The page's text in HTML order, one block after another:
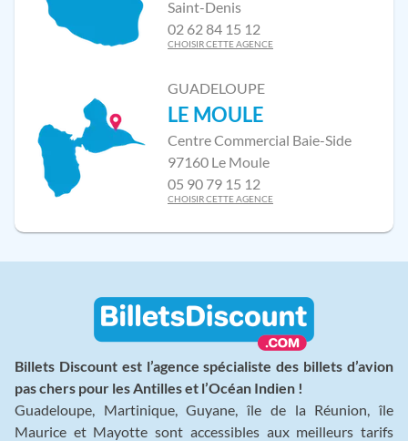
Saint-Denis
02 62 84 15 12
CHOISIR CETTE AGENCE
GUADELOUPE
LE MOULE
Centre Commercial Baie-Side
97160 Le Moule
05 90 79 15 12
CHOISIR CETTE AGENCE
Billets Discount est l’agence spécialiste des billets d’avion
pas chers pour les Antilles et l’Océan Indien !
Guadeloupe, Martinique, Guyane, île de la Réunion, île
Maurice et Mayotte sont accessibles aux meilleurs tarifs